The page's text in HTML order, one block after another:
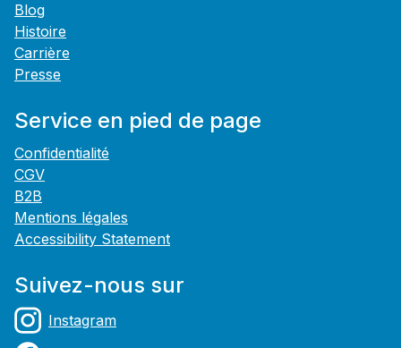
Blog
Histoire
Carrière
Presse
Service en pied de page
Confidentialité
CGV
B2B
Mentions légales
Accessibility Statement
Suivez-nous sur
Instagram